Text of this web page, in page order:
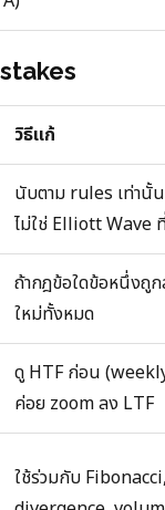
วิธีแก้
นับตาม rules เท่านั้น
ไม่ใช่ Elliott Wave
ถ้ากฎข้อใดข้อหนึ่งถู
ใหม่ทั้งหมด
ดู HTF ก่อน
ค่อย zoom ลง LTF
ใช้ร่วมกับ